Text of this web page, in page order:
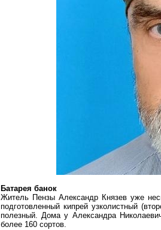
Батарея банок
Житель Пензы Александр Князев уже
подготовленный кипрей узколистный
полезный. Дома у Александра
более 160 сортов.